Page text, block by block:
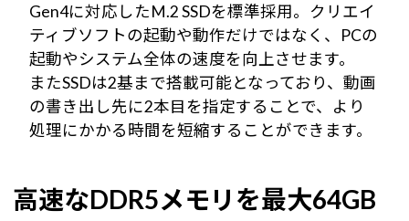
Gen4に対応したM.2 SSDを標準採用。クリエイ
ティブソフトの起動や動作だけではなく、PCの
起動やシステム全体の速度を向上させます。
またSSDは2基まで搭載可能となっており、動画
の書き出し先に2本目を指定することで、より
処理にかかる時間を短縮することができます。
高速なDDR5メモリを最大64GB